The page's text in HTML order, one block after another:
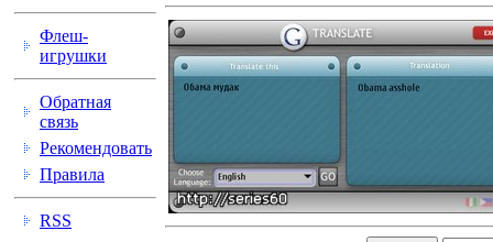
Флеш-
игрушки
Обратная
связь
Рекомендовать
Правила
RSS